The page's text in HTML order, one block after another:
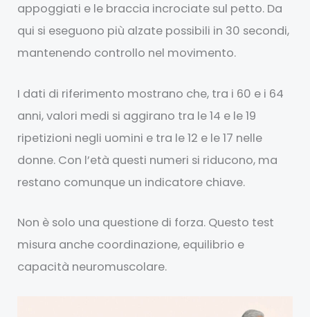
appoggiati e le braccia incrociate sul petto. Da
qui si eseguono più alzate possibili in 30 secondi,
mantenendo controllo nel movimento.
I dati di riferimento mostrano che, tra i 60 e i 64
anni, valori medi si aggirano tra le 14 e le 19
ripetizioni negli uomini e tra le 12 e le 17 nelle
donne. Con l’età questi numeri si riducono, ma
restano comunque un indicatore chiave.
Non è solo una questione di forza. Questo test
misura anche coordinazione, equilibrio e
capacità neuromuscolare.